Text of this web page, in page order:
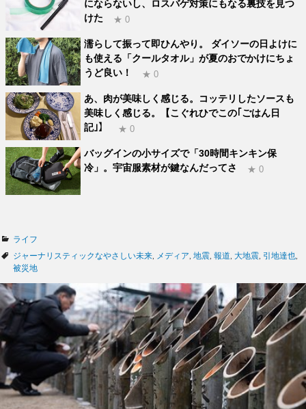
にならないし、ロスバゲ対策にもなる裏技を見つ
けた
★ 0
濡らして振って即ひんやり。 ダイソーの日よけに
も使える「クールタオル」が夏のおでかけにちょ
うど良い！
★ 0
あ、肉が美味しく感じる。コッテリしたソースも
美味しく感じる。【こぐれひでこの｢ごはん日
記｣】
★ 0
バッグインの小サイズで「30時間キンキン保
冷」。宇宙服素材が鍵なんだってさ
★ 0
カ
テ
ゴ
ライフ
タ
グ
ジャーナリスティックなやさしい未来 メディア 地震 報道 大地震 引地達也
被災地